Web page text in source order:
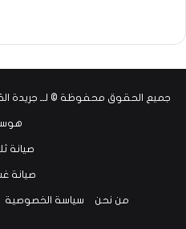
جميع الحقوق محفوظة © لــ جريدة
صيانة
صيانة
من نحن سياسة الخصوصية